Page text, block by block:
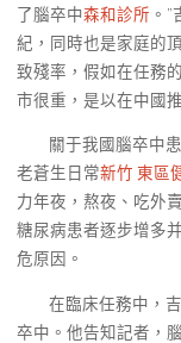
了腦卒中森和診所 。
紀，同時也是家庭的
致殘率，假如在任務
市很重，是以在中國
關于我國腦卒中
老蒼生日常新竹 東區
力年夜，熬夜、吃外
糖尿病患者逐步增多
危原因。
在臨床任務中，
卒中。他告知記者，